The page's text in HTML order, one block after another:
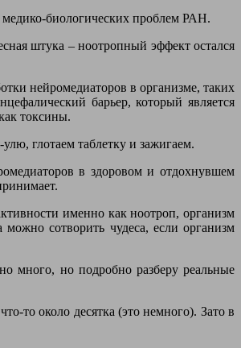
медико-биологических проблем РАН.
штука – ноотропный эффект остался
нейромедиаторов в организме, таких
барьер, который является
токсины.
глотаем таблетку и зажигаем.
в здоровом и отдохнувшем
именно как ноотроп, организм
сотворить чудеса, если организм
много, но подробно разберу реальные
то около десятка (это немного). Зато в